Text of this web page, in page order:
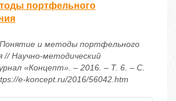
портфельного
и методы портфельного
// Научно-методический
«Концепт». – 2016. – Т. 6. – С.
e-koncept.ru/2016/56042.htm